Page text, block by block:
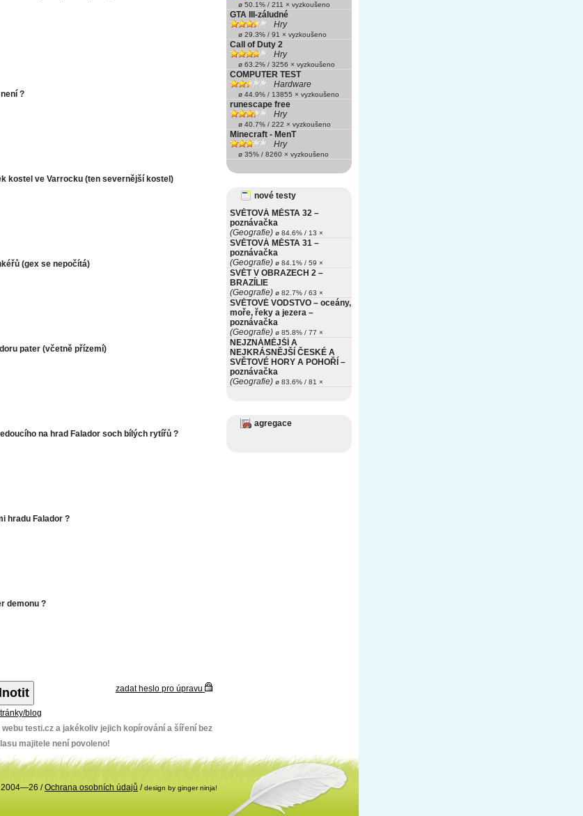
?
kostel ve Varrocku (ten severnější kostel)
(gex se nepočítá)
pater (včetně přízemí)
na hrad Falador soch bílých rytířů ?
hradu Falador ?
demonu ?
zadat heslo pro úpravu
blog
testi.cz a jakékoliv jejich kopírování a šíření bez
majitele není povoleno!
ø 50.1% / 211 × vyzkoušeno
GTA III-záludné
Hry
ø 29.3% / 91 × vyzkoušeno
Call of Duty 2
Hry
ø 63.2% / 3256 × vyzkoušeno
COMPUTER TEST
Hardware
ø 44.9% / 13855 × vyzkoušeno
runescape free
Hry
ø 40.7% / 222 × vyzkoušeno
Minecraft - MenT
Hry
ø 35% / 8260 × vyzkoušeno
nové testy
SVĚTOVÁ MĚSTA 32 –
poznávačka
(Geografie) ø 84.6% / 13 ×
SVĚTOVÁ MĚSTA 31 –
poznávačka
(Geografie) ø 84.1% / 59 ×
SVĚT V OBRAZECH 2 –
BRAZÍLIE
(Geografie) ø 82.7% / 63 ×
SVĚTOVÉ VODSTVO – oceány,
moře, řeky a jezera –
poznávačka
(Geografie) ø 85.8% / 77 ×
NEJZNÁMĚJŠÍ A
NEJKRÁSNĚJŠÍ ČESKÉ A
SVĚTOVÉ HORY A POHOŘÍ –
poznávačka
(Geografie) ø 83.6% / 81 ×
agregace
2004—26 /Ochrana osobních údajů /design by ginger ninja!